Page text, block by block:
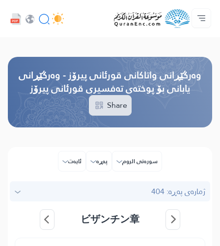
سه‌ره‌كی
پێڕستی وه‌رگێڕاوه‌كان
Audio
خزمەتگوزاریەکانی پەرەپێدەران - API
دەربارەی پرۆژە
په‌یوه‌ندیمان پێوه‌ بكه‌
زمان
وه‌رگێڕانی واتاکانی قورئانی پیرۆز - وەرگێڕانی
یابانی بۆ پوختەی تەفسیری قورئانی پیرۆز
Share
سوره‌تی الروم پەڕە ئایه‌ت
ژمارەی پەڕە: 404
ビザンチン章